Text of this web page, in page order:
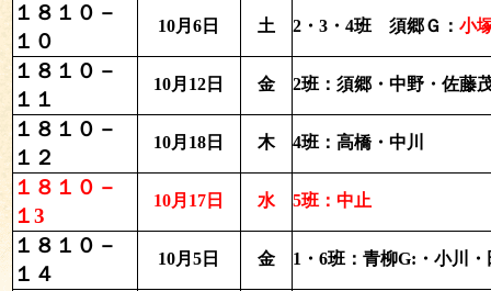
１８１０－
１０
10月6日 土 2・3・4班 須郷Ｇ： 小
１８１０－
１１
10月12日 金 2班： 須郷・中野・佐藤
１８１０－
１２
10月18日 木 4班： 高橋・中川
１８１０－
１3
10月17日 水 5班：中止
１８１０－
１４
10月5日 金 1・6班： 青柳G:・小川